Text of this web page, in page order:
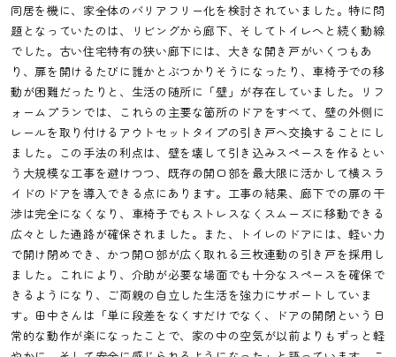
同居を機に、家全体のバリアフリー化を検討されていました。特に問
題となっていたのは、リビングから廊下、そしてトイレへと続く動線
でした。古い住宅特有の狭い廊下には、大きな開き戸がいくつもあ
り、扉を開けるたびに誰かとぶつかりそうになったり、車椅子での移
動が困難だったりと、生活の随所に「壁」が存在していました。リフ
ォームプランでは、これらの主要な箇所のドアをすべて、壁の外側に
レールを取り付けるアウトセットタイプの引き戸へ交換することにし
ました。この手法の利点は、壁を壊して引き込みスペースを作るとい
う大規模な工事を避けつつ、既存の開口部を最大限に活かして横スラ
イドのドアを導入できる点にあります。工事の結果、廊下での扉の干
渉は完全になくなり、車椅子でもストレスなくスムーズに移動できる
広々とした通路が確保されました。また、トイレのドアには、軽い力
で開け閉めでき、かつ開口部が広く取れる三枚連動の引き戸を採用し
ました。これにより、介助が必要な場面でも十分なスペースを確保で
きるようになり、ご両親の自立した生活を強力にサポートしていま
す。田中さんは「単に段差をなくすだけでなく、ドアの開閉という日
常的な動作が楽になったことで、家の中の空気が以前よりもずっと軽